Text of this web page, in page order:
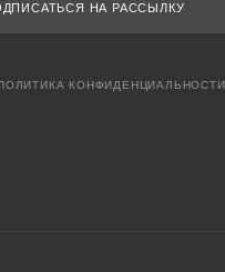
НА РАССЫЛКУ
ПОЛИТИКА КОНФИДЕНЦИАЛЬНОСТИ